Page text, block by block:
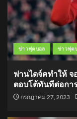
ข่าวฟุตบอล ข่าวฟุต
ฟานไดจ์คทำให้ จ
ตอบโต้ทันทีต่อกา
กรกฎาคม 27, 2023